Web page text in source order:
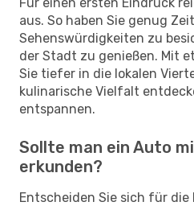
aus. So haben Sie genug
Sehenswürdigkeiten zu
der Stadt zu genießen. Mit
Sie tiefer in die lokalen
kulinarische Vielfalt
entspannen.
Sollte man ein Auto
erkunden?
Entscheiden Sie sich für